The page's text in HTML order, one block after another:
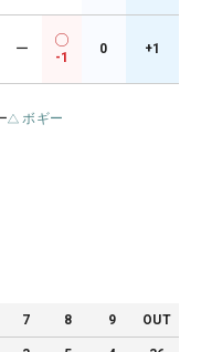
ー
-1
0 +1
ボギー
7 8 9 OUT